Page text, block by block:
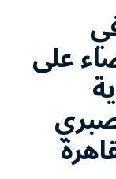
على
صبري